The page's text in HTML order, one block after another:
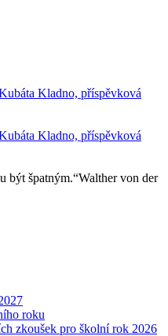
být špatným.“Walther von der
roku
zkoušek pro školní rok 2026